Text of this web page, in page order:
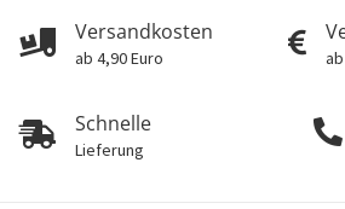
Versandkosten
ab 4,90 Euro
Schnelle
Lieferung